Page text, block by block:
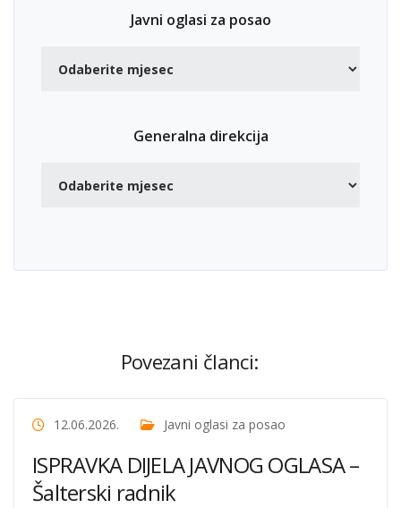
Javni oglasi za posao
Generalna direkcija
Povezani članci:
12.06.2026. Javni oglasi za posao
ISPRAVKA DIJELA JAVNOG OGLASA –
Šalterski radnik